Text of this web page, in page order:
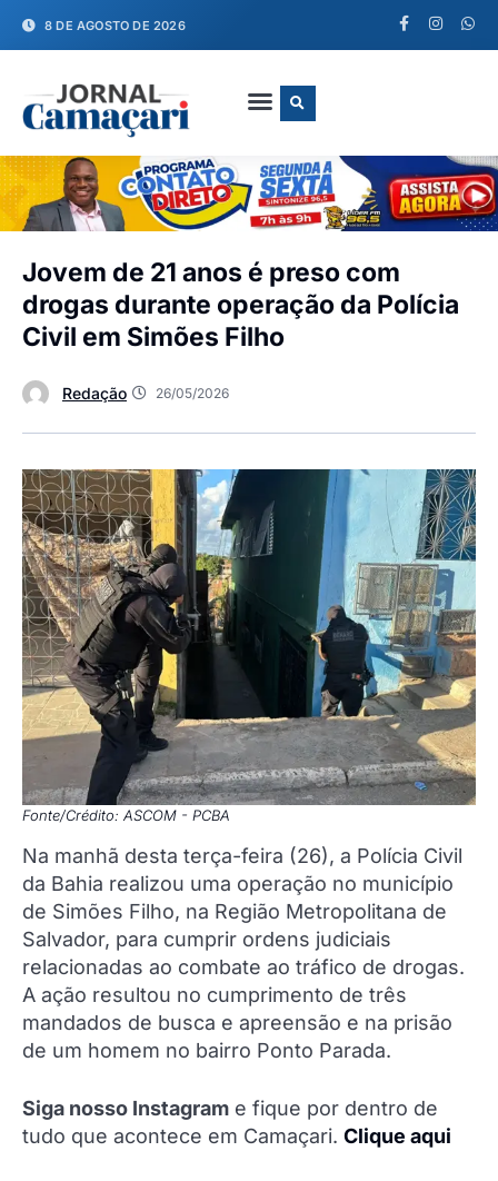
8 DE AGOSTO DE 2026
Jovem de 21 anos é preso com
drogas durante operação da Polícia
Civil em Simões Filho
Redação 26/05/2026
Fonte/Crédito: ASCOM - PCBA
Na manhã desta terça-feira (26), a Polícia Civil
da Bahia realizou uma operação no município
de Simões Filho, na Região Metropolitana de
Salvador, para cumprir ordens judiciais
relacionadas ao combate ao tráfico de drogas.
A ação resultou no cumprimento de três
mandados de busca e apreensão e na prisão
de um homem no bairro Ponto Parada.
Siga nosso Instagram e fique por dentro de
tudo que acontece em Camaçari. Clique aqui